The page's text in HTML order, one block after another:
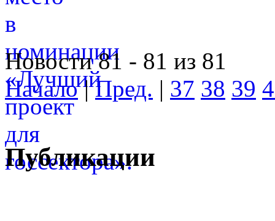
Новости 81 - 81 из 81
Начало|Пред. | 37 38 39
Публикации